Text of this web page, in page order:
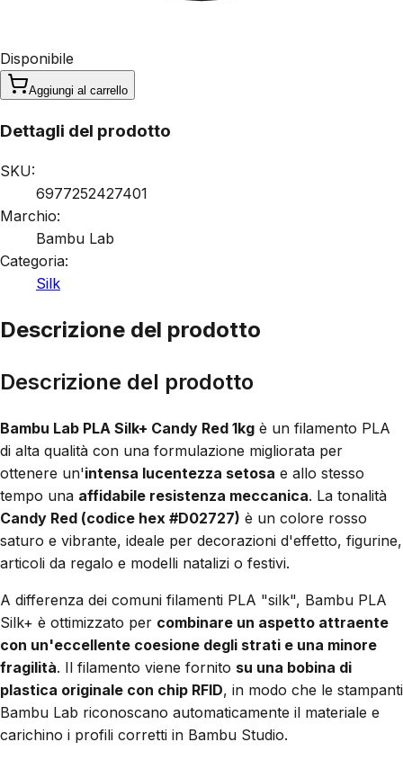
Disponibile
Aggiungi al carrello
Dettagli del prodotto
SKU:
6977252427401
Marchio:
Bambu Lab
Categoria:
Silk
Descrizione del prodotto
Descrizione del prodotto
Bambu Lab PLA Silk+ Candy Red 1kg è un filamento PLA
di alta qualità con una formulazione migliorata per
ottenere un'intensa lucentezza setosa e allo stesso
tempo una affidabile resistenza meccanica. La tonalità
Candy Red (codice hex #D02727) è un colore rosso
saturo e vibrante, ideale per decorazioni d'effetto, figurine,
articoli da regalo e modelli natalizi o festivi.
A differenza dei comuni filamenti PLA "silk", Bambu PLA
Silk+ è ottimizzato per combinare un aspetto attraente
con un'eccellente coesione degli strati e una minore
fragilità. Il filamento viene fornito su una bobina di
plastica originale con chip RFID, in modo che le stampanti
Bambu Lab riconoscano automaticamente il materiale e
carichino i profili corretti in Bambu Studio.